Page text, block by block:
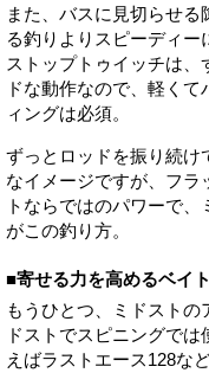
また、バスに見切らせ
る釣りよりスピーディ
ストップトゥイッチは
ドな動作なので、軽く
ィングは必須。
ずっとロッドを振り続け
なイメージですが、フラ
トならではのパワーで
がこの釣り方。
■寄せる力を高めるベイ
もうひとつ、ミドストの
ドストでスピニングで
えばラストエース128な